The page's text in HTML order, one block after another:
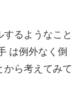
るようなこと
は例外なく倒
から考えてみて